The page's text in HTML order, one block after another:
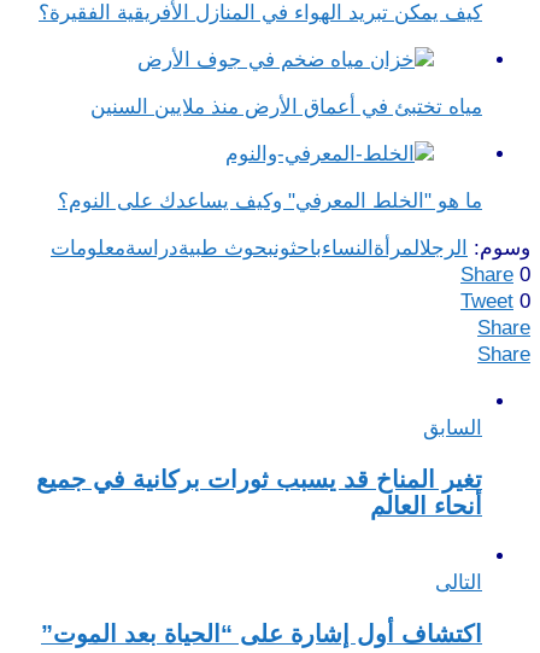
كيف يمكن تبريد الهواء في المنازل الأفريقية الفقيرة؟
مياه تختبئ في أعماق الأرض منذ ملايين السنين
ما هو "الخلط المعرفي" وكيف يساعدك على النوم؟
وسوم: الرجلالمرأة النساءباحثونبحوث طبيةدراسةمعلومات
Share 0
Tweet 0
Share
Share
السابق
تغير المناخ قد يسبب ثورات بركانية في جميع
أنحاء العالم
التالى
اكتشاف أول إشارة على “الحياة بعد الموت”